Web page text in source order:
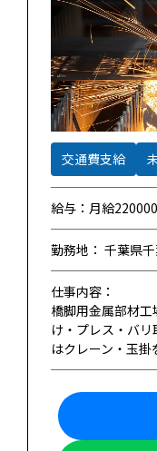
交通費支給
給与：月給
勤務地： 千葉県
仕事内容：
橋脚用金属部材
け・プレス・バ
はクレーン・玉掛